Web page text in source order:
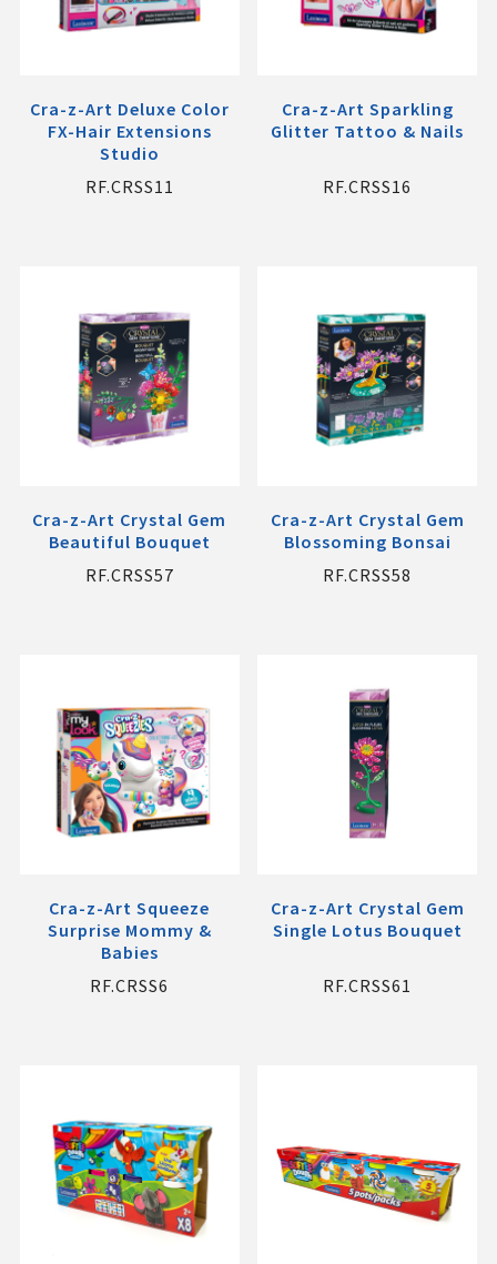
Cra-z-Art Deluxe Color
FX-Hair Extensions
Studio
RF.CRSS11
Cra-z-Art Sparkling
Glitter Tattoo & Nails
RF.CRSS16
Cra-z-Art Crystal Gem
Beautiful Bouquet
RF.CRSS57
Cra-z-Art Crystal Gem
Blossoming Bonsai
RF.CRSS58
Cra-z-Art Squeeze
Surprise Mommy &
Babies
RF.CRSS6
Cra-z-Art Crystal Gem
Single Lotus Bouquet
RF.CRSS61